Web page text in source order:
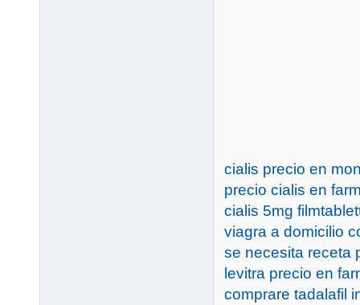
cialis precio en
precio cialis en
cialis 5mg
viagra a domicilio
se necesita receta
levitra precio en
comprare tadalafil